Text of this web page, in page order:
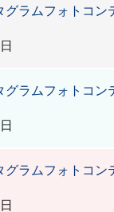
グラムフォトコン
グラムフォトコン
グラムフォトコン